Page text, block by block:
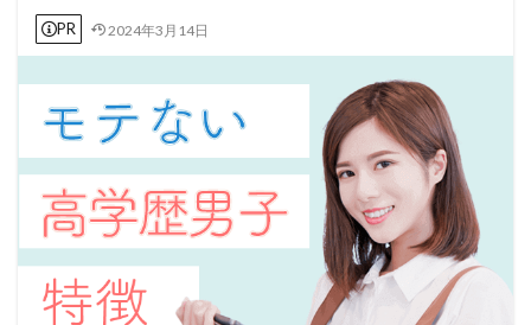
PR 2024年3月14日